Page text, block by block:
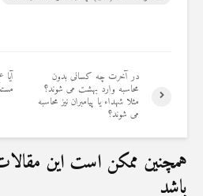
در آخرت چه کسانی بدون
محاسبه وارد بهشت می شوند؟
مثلا شهداء یا پیامبران نیز محاسبه
می شوند؟
همچنین ممکن است این مقالات
باشد